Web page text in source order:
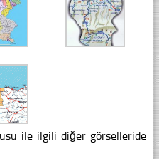
ile ilgili diğer görselleride